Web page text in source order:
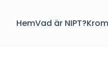
HemVad är NIPT?